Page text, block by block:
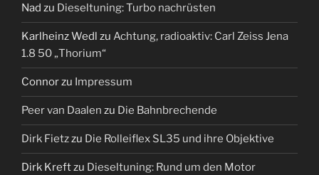
Nad zu Dieseltuning: Turbo nachrüsten
Karlheinz Wedl zu Achtung, radioaktiv: Carl Zeiss Jena
1.8 50 „Thorium“
Connorzu Impressum
Peer van Daalen zu Die Bahnbrechende
Dirk Fietzzu Die Rolleiflex SL35 und ihre Objektive
Dirk Kreftzu Dieseltuning: Rund um den Motor